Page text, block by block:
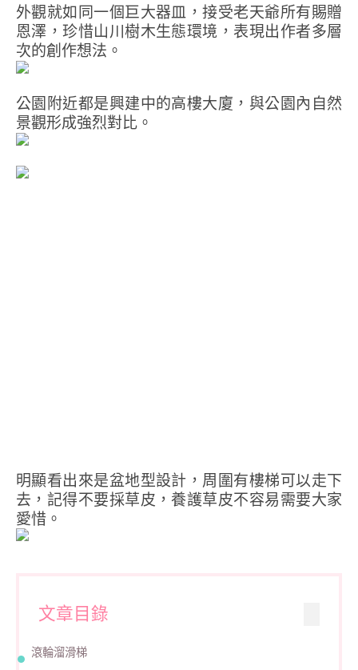
外觀就如同一個巨大器皿，接受老天爺所有賜贈
恩澤，珍惜山川樹木生態環境，表現出作者多層
次的創作想法。
公園附近都是興建中的高樓大廈，與公園內自然
景觀形成強烈對比。
明顯看出來是盆地型設計，周圍有樓梯可以走下
去，記得不要採草皮，養護草皮不容易需要大家
愛惜。
文章目錄
滾輪溜滑梯